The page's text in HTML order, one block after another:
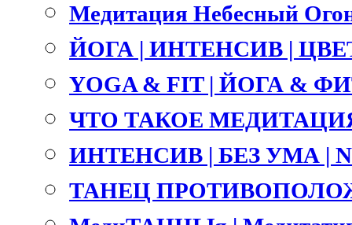
Медитация Небесный
ЙОГА | ИНТЕНСИВ |
YOGA & FIT | ЙОГА &
ЧТО ТАКОЕ
ИНТЕНСИВ | БЕЗ УМА |
ТАНЕЦ